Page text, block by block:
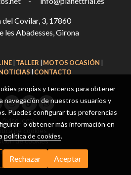
del Covilar, 3, 17860
les Abadesses, Girona
TALLER MOTOS OCASIÓN
CONTACTO
Aviso legal
de cookies
de cookies
de privacidad
propias y terceros para obtener
navegación de nuestros usuarios y
Puedes configurar tus preferencias
o obtener más información en
política de cookies.
Rechazar Aceptar